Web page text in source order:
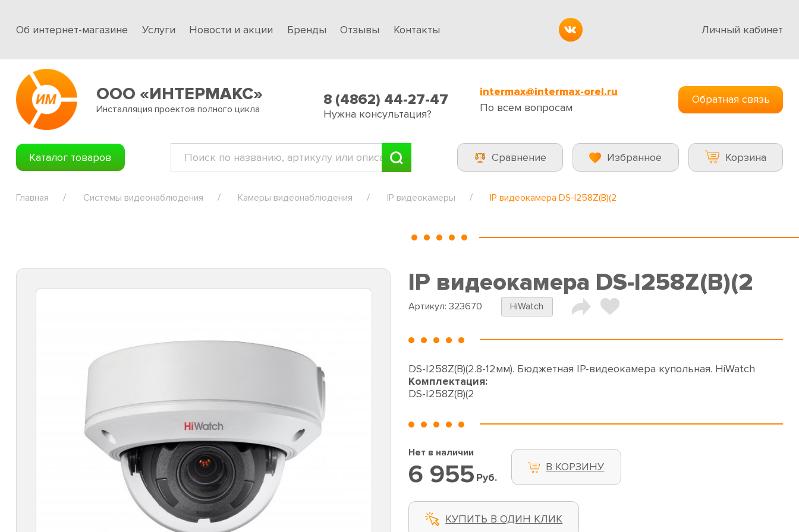
Об интернет-магазине Услуги Новости и акции Бренды Отзывы Контакты Личный кабинет
ООО «ИНТЕРМАКС»
Инсталляция проектов полного цикла
8 (4862) 44-27-47
Нужна консультация?
intermax@intermax-orel.ru
По всем вопросам
Обратная связь
Каталог товаров Сравнение Избранное Корзина
Главная Системы видеонаблюдения Камеры видеонаблюдения IP видеокамеры IP видеокамера DS-I258Z(B)(2
IP видеокамера DS-I258Z(B)(2
Артикул: 323670 HiWatch
DS-I258Z(B)(2.8-12мм). Бюджетная IP-видеокамера купольная. HiWatch
Комплектация:
DS-I258Z(B)(2
Нет в наличии
6 955 Руб.
В КОРЗИНУ
КУПИТЬ В ОДИН КЛИК